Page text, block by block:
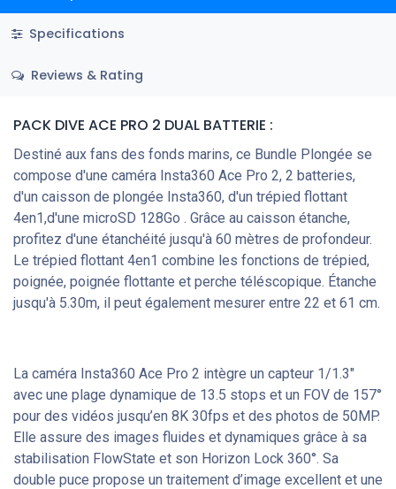
Specifications
Reviews & Rating
PACK DIVE ACE PRO 2 DUAL BATTERIE :
Destiné aux fans des fonds marins, ce Bundle Plongée se
compose d'une caméra Insta360 Ace Pro 2, 2 batteries,
d'un caisson de plongée Insta360, d'un trépied flottant
4en1,d'une microSD 128Go . Grâce au caisson étanche,
profitez d'une étanchéité jusqu'à 60 mètres de profondeur.
Le trépied flottant 4en1 combine les fonctions de trépied,
poignée, poignée flottante et perche téléscopique. Étanche
jusqu'à 5.30m, il peut également mesurer entre 22 et 61 cm.
La caméra Insta360 Ace Pro 2 intègre un capteur 1/1.3"
avec une plage dynamique de 13.5 stops et un FOV de 157°
pour des vidéos jusqu’en 8K 30fps et des photos de 50MP.
Elle assure des images fluides et dynamiques grâce à sa
stabilisation FlowState et son Horizon Lock 360°. Sa
double puce propose un traitement d’image excellent et une